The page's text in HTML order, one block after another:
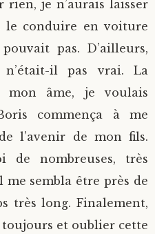
rien, je n’aurais laisser
conduire en voiture
pas. D’ailleurs,
il pas vrai. La
mon âme, je voulais
commença à me
l’avenir de mon fils.
nombreuses, très
sembla être près de
très long. Finalement,
et oublier cette